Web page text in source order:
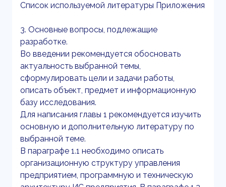
Список используемой литературы Приложения
3. Основные вопросы, подлежащие
разработке.
Во введении рекомендуется обосновать
актуальность выбранной темы,
сформулировать цели и задачи работы,
описать объект, предмет и информационную
базу исследования.
Для написания главы 1 рекомендуется изучить
основную и дополнительную литературу по
выбранной теме.
В параграфе 1.1 необходимо описать
организационную структуру управления
предприятием, программную и техническую